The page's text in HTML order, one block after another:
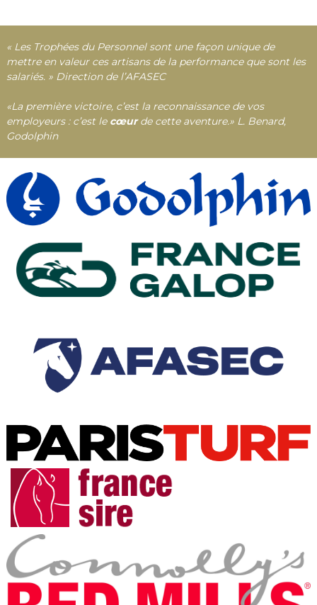
« Les Trophées du Personnel sont une façon unique de
mettre en valeur ces artisans de la performance que sont les
salariés.»Direction de l’AFASEC
«La première victoire, c’est la reconnaissance de vos
employeurs : c’est le cœurde cette aventure.» L. Benard,
Godolphin